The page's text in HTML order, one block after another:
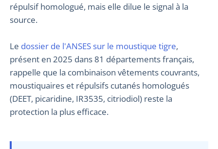
répulsif homologué, mais elle dilue le signal à la
source.
Le dossier de l'ANSES sur le moustique tigre,
présent en 2025 dans 81 départements français,
rappelle que la combinaison vêtements couvrants,
moustiquaires et répulsifs cutanés homologués
(DEET, picaridine, IR3535, citriodiol) reste la
protection la plus efficace.